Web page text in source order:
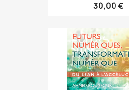
30,00 €